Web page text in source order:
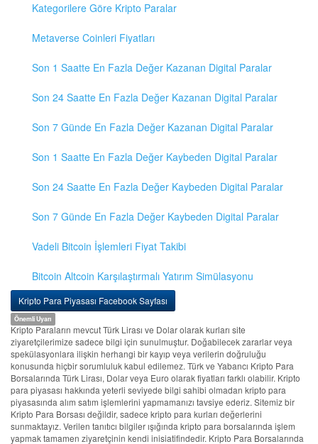
Kategorilere Göre Kripto Paralar
Metaverse Coinleri Fiyatları
Son 1 Saatte En Fazla Değer Kazanan Digital Paralar
Son 24 Saatte En Fazla Değer Kazanan Digital Paralar
Son 7 Günde En Fazla Değer Kazanan Digital Paralar
Son 1 Saatte En Fazla Değer Kaybeden Digital Paralar
Son 24 Saatte En Fazla Değer Kaybeden Digital Paralar
Son 7 Günde En Fazla Değer Kaybeden Digital Paralar
Vadeli Bitcoin İşlemleri Fiyat Takibi
Bitcoin Altcoin Karşılaştırmalı Yatırım Simülasyonu
Kripto Para Piyasası Facebook Sayfası
Önemli Uyarı
Kripto Paraların mevcut Türk Lirası ve Dolar olarak kurları site
ziyaretçilerimize sadece bilgi için sunulmuştur. Doğabilecek zararlar veya
spekülasyonlara ilişkin herhangi bir kayıp veya verilerin doğruluğu
konusunda hiçbir sorumluluk kabul edilemez. Türk ve Yabancı Kripto Para
Borsalarında Türk Lirası, Dolar veya Euro olarak fiyatları farklı olabilir. Kripto
para piyasası hakkında yeterli seviyede bilgi sahibi olmadan kripto para
piyasasında alım satım işlemlerini yapmamanızı tavsiye ederiz. Sitemiz bir
Kripto Para Borsası değildir, sadece kripto para kurları değerlerini
sunmaktayız. Verilen tanıtıcı bilgiler ışığında kripto para borsalarında işlem
yapmak tamamen ziyaretçinin kendi inisiatifindedir. Kripto Para Borsalarında